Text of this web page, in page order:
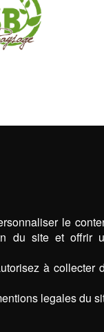
le
du site et offrir
à collecter
legales du